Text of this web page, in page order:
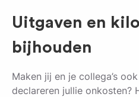
Uitgaven en
bijhouden
Maken jij en je collega’s
declareren jullie onkosten?